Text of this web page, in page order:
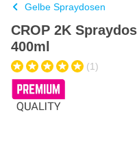
Gelbe Spraydosen
CROP 2K
400ml
(1)